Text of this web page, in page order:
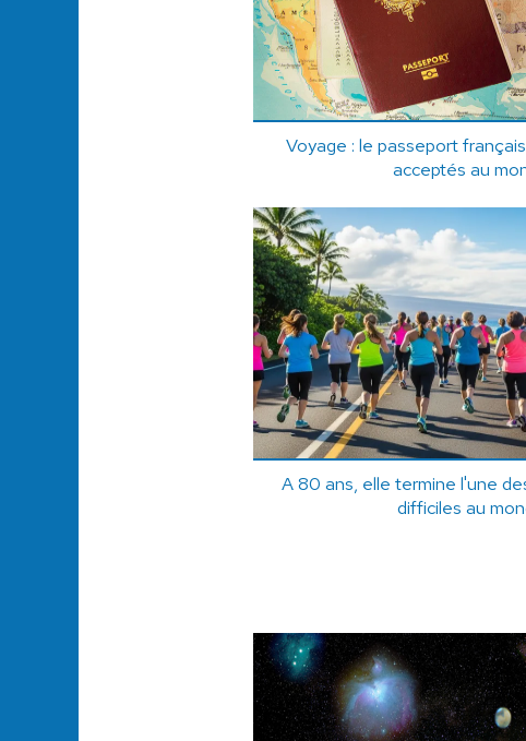
Voyage : le passeport
acceptés au
A 80 ans, elle termine l'une
difficiles au